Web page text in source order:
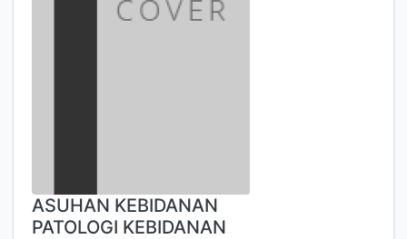
ASUHAN KEBIDANAN
PATOLOGI KEBIDANAN